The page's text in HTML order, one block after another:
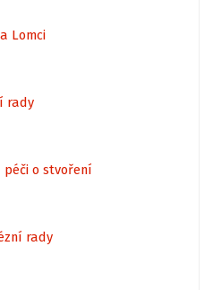
Lomci
rady
péči o stvoření
rady